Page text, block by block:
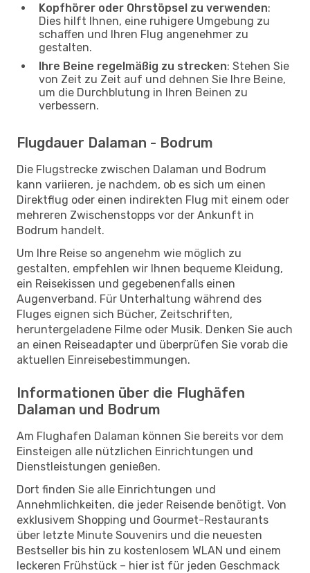
Kopfhörer oder Ohrstöpsel zu verwenden:
Dies hilft Ihnen, eine ruhigere Umgebung zu
schaffen und Ihren Flug angenehmer zu
gestalten.
Ihre Beine regelmäßig zu strecken: Stehen Sie
von Zeit zu Zeit auf und dehnen Sie Ihre Beine,
um die Durchblutung in Ihren Beinen zu
verbessern.
Flugdauer Dalaman - Bodrum
Die Flugstrecke zwischen Dalaman und Bodrum
kann variieren, je nachdem, ob es sich um einen
Direktflug oder einen indirekten Flug mit einem oder
mehreren Zwischenstopps vor der Ankunft in
Bodrum handelt.
Um Ihre Reise so angenehm wie möglich zu
gestalten, empfehlen wir Ihnen bequeme Kleidung,
ein Reisekissen und gegebenenfalls einen
Augenverband. Für Unterhaltung während des
Fluges eignen sich Bücher, Zeitschriften,
heruntergeladene Filme oder Musik. Denken Sie auch
an einen Reiseadapter und überprüfen Sie vorab die
aktuellen Einreisebestimmungen.
Informationen über die Flughäfen
Dalaman und Bodrum
Am Flughafen Dalaman können Sie bereits vor dem
Einsteigen alle nützlichen Einrichtungen und
Dienstleistungen genießen.
Dort finden Sie alle Einrichtungen und
Annehmlichkeiten, die jeder Reisende benötigt. Von
exklusivem Shopping und Gourmet-Restaurants
über letzte Minute Souvenirs und die neuesten
Bestseller bis hin zu kostenlosem WLAN und einem
leckeren Frühstück – hier ist für jeden Geschmack